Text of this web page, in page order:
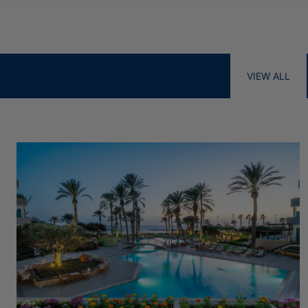
ELIXIER SPA
VIEW ALL